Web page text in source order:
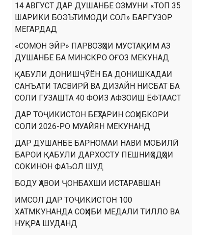
14 АВГУСТ ДАР ДУШАНБЕ ОЗМУНИ «ТОП 35
ШАРИКИ БОЭЪТИМОДИ СОЛ» БАРГУЗОР
МЕГАРДАД
«СОМОН ЭЙР» ПАРВОЗҲОИ МУСТАҚИМ АЗ
ДУШАНБЕ БА МИНСКРО ОҒОЗ МЕКУНАД
ҚАБУЛИ ДОНИШҶӮЁН БА ДОНИШКАДАИ
САНЪАТИ ТАСВИРӢ ВА ДИЗАЙН НИСБАТ БА
СОЛИ ГУЗАШТА 40 ФОИЗ АФЗОИШ ЁФТААСТ
ДАР ТОҶИКИСТОН БЕҲТАРИН СОҲИБКОРИ
СОЛИ 2026-РО МУАЙЯН МЕКУНАНД
ДАР ДУШАНБЕ БАРНОМАИ НАВИ МОБИЛӢ
БАРОИ ҚАБУЛИ ДАРХОСТУ ПЕШНИҲОДҲОИ
СОКИНОН ФАЪОЛ ШУД
БОДУ ҲАВОИ ҶОНБАХШИ ИСТАРАВШАН
ИМСОЛ ДАР ТОҶИКИСТОН 100
ХАТМКУНАНДА СОҲИБИ МЕДАЛИ ТИЛЛО ВА
НУҚРА ШУДАНД